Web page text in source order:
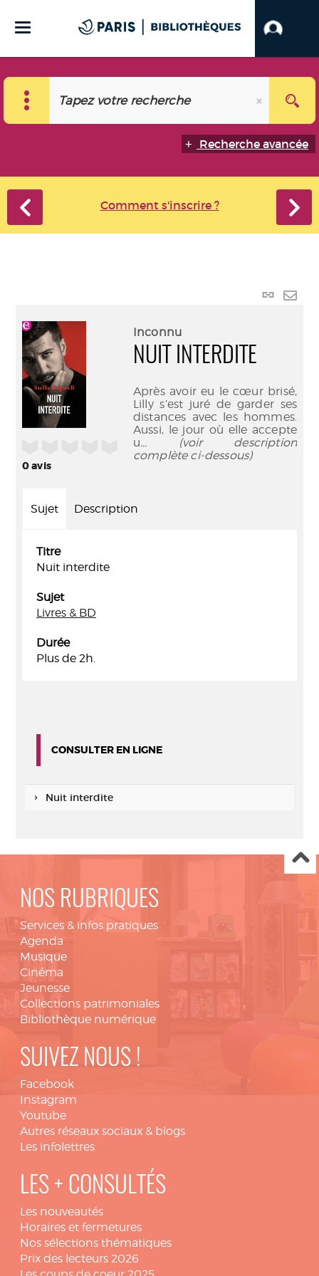
Recherche avancée
Comment s'inscrire ?
Lien
0avis
Inconnu
NUIT INTERDITE
Après avoir eu le cœur brisé,
Lilly s’est juré de garder ses
distances avec les hommes.
Aussi, le jour où elle accepte
u... (voir description
complète ci-dessous)
Sujet Description
Titre
Nuit interdite
Sujet
Livres & BD
Durée
Plus de 2h.
CONSULTER EN LIGNE
Nuit interdite
NOS RUBRIQUES
Services & infos pratiques
Agenda
Musique
Cinéma
Jeunesse
Collections patrimoniales
Bibliothèque numérique
SUIVEZ NOUS !
Facebook
Instagram
Youtube
Autres réseaux sociaux & blogs
Les infolettres
LES + CONSULTÉS
Les nouveautés
Horaires et fermetures
Nos sélections thématiques
Prix des lecteurs 2026